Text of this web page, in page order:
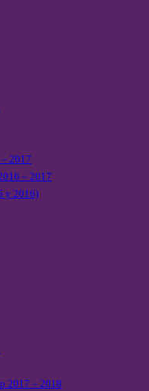
2017
– 2017
y 2016)
2017 – 2018